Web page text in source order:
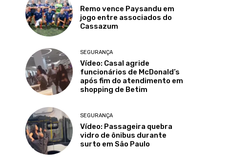
Remo vence Paysandu em
jogo entre associados do
Cassazum
SEGURANÇA
Vídeo: Casal agride
funcionários de McDonald’s
após fim do atendimento em
shopping de Betim
SEGURANÇA
Vídeo: Passageira quebra
vidro de ônibus durante
surto em São Paulo